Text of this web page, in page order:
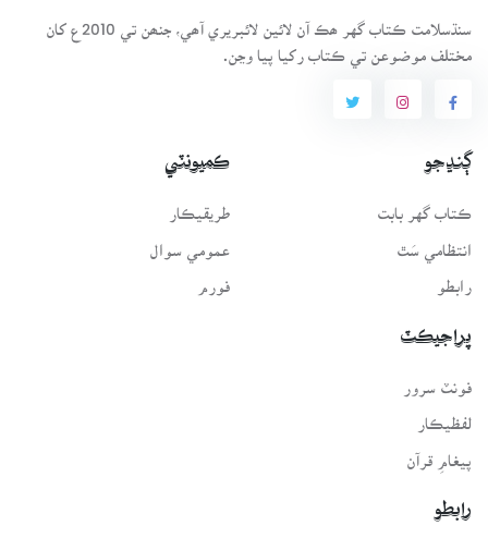
سنڌسلامت ڪتاب گهر ھڪ آن لائين لائبريري آھي، جنھن تي 2010ع کان
مختلف موضوعن تي ڪتاب رکيا پيا وڃن.
ڳنڍجو
ڪتاب گهر بابت
انتظامي سَٿ
رابطو
ڪميونٽي
طريقيڪار
عمومي سوال
فورم
پراجيڪٽ
لفظيڪار
پيغامِ قرآن
رابطو